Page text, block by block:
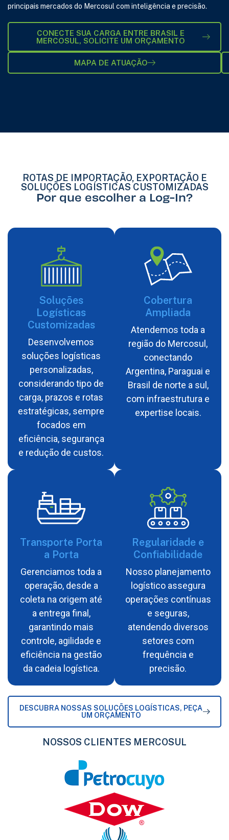
principais mercados do Mercosul com inteligência e precisão.
CONECTE SUA CARGA ENTRE BRASIL E
MERCOSUL, SOLICITE UM ORÇAMENTO
MAPA DE ATUAÇÃO
ROTAS DE IMPORTAÇÃO, EXPORTAÇÃO E
SOLUÇÕES LOGÍSTICAS CUSTOMIZADAS
Por que escolher a Log-In?
Soluções
Logísticas
Customizadas
Desenvolvemos
soluções logísticas
personalizadas,
considerando tipo de
carga, prazos e rotas
estratégicas, sempre
focados em
eficiência, segurança
e redução de custos.
Cobertura
Ampliada
Atendemos toda a
região do Mercosul,
conectando
Argentina, Paraguai e
Brasil de norte a sul,
com infraestrutura e
expertise locais.
Transporte Porta
a Porta
Gerenciamos toda a
operação, desde a
coleta na origem até
a entrega final,
garantindo mais
controle, agilidade e
eficiência na gestão
da cadeia logística.
Regularidade e
Confiabilidade
Nosso planejamento
logístico assegura
operações contínuas
e seguras,
atendendo diversos
setores com
frequência e
precisão.
DESCUBRA NOSSAS SOLUÇÕES LOGÍSTICAS, PEÇA
UM ORÇAMENTO
NOSSOS CLIENTES MERCOSUL